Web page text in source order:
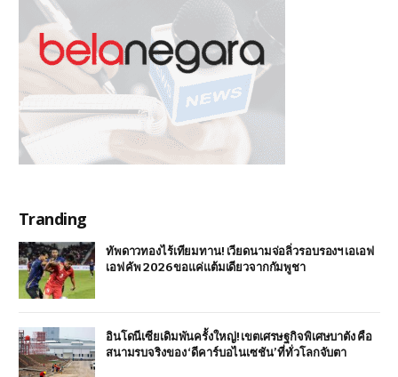
Tranding
ทัพดาวทองไร้เทียมทาน! เวียดนามจ่อลิ่วรอบรองฯ เอเอฟ
เอฟ คัพ 2026 ขอแค่แต้มเดียวจากกัมพูชา
อินโดนีเซียเดิมพันครั้งใหญ่! เขตเศรษฐกิจพิเศษบาตัง คือ
สนามรบจริงของ ‘ดีคาร์บอไนเซชัน’ ที่ทั่วโลกจับตา